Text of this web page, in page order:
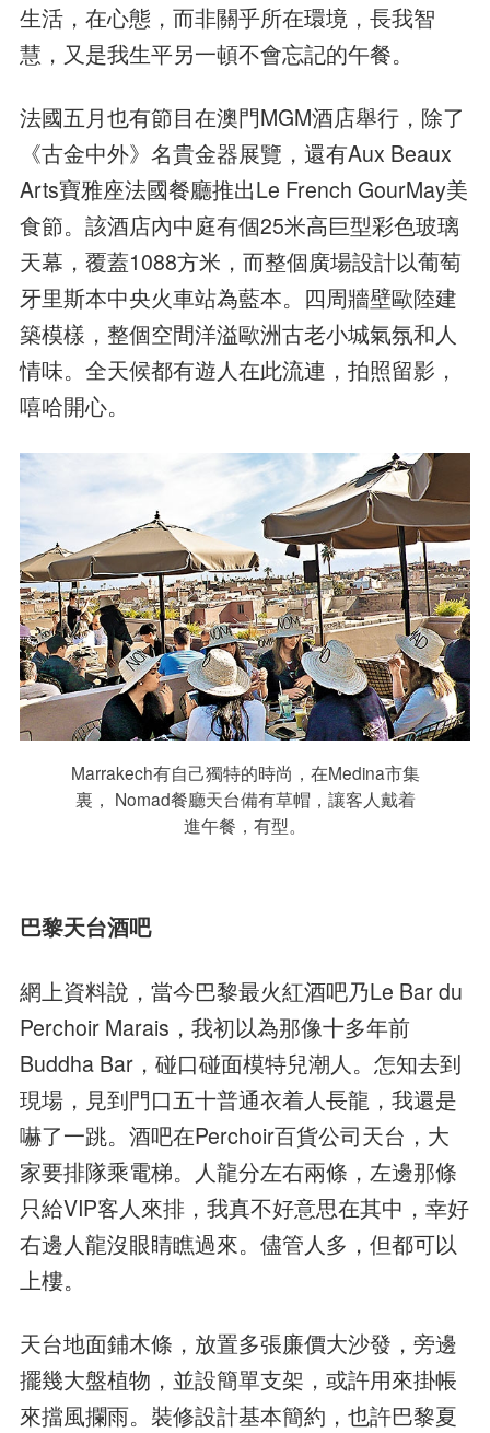
生活，在心態，而非關乎所在環境，長我智
慧，又是我生平另一頓不會忘記的午餐。
法國五月也有節目在澳門MGM酒店舉行，除了
《古金中外》名貴金器展覽，還有Aux Beaux
Arts寶雅座法國餐廳推出Le French GourMay美
食節。該酒店內中庭有個25米高巨型彩色玻璃
天幕，覆蓋1088方米，而整個廣場設計以葡萄
牙里斯本中央火車站為藍本。四周牆壁歐陸建
築模樣，整個空間洋溢歐洲古老小城氣氛和人
情味。全天候都有遊人在此流連，拍照留影，
嘻哈開心。
Marrakech有自己獨特的時尚，在Medina市集
裏， Nomad餐廳天台備有草帽，讓客人戴着
進午餐，有型。
巴黎天台酒吧
網上資料說，當今巴黎最火紅酒吧乃Le Bar du
Perchoir Marais，我初以為那像十多年前
Buddha Bar，碰口碰面模特兒潮人。怎知去到
現場，見到門口五十普通衣着人長龍，我還是
嚇了一跳。酒吧在Perchoir百貨公司天台，大
家要排隊乘電梯。人龍分左右兩條，左邊那條
只給VIP客人來排，我真不好意思在其中，幸好
右邊人龍沒眼睛瞧過來。儘管人多，但都可以
上樓。
天台地面鋪木條，放置多張廉價大沙發，旁邊
擺幾大盤植物，並設簡單支架，或許用來掛帳
來擋風攔雨。裝修設計基本簡約，也許巴黎夏